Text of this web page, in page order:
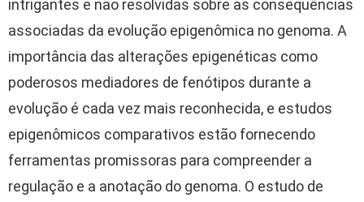
intrigantes e não resolvidas sobre as consequências
associadas da evolução epigenômica no genoma. A
importância das alterações epigenéticas como
poderosos mediadores de fenótipos durante a
evolução é cada vez mais reconhecida, e estudos
epigenômicos comparativos estão fornecendo
ferramentas promissoras para compreender a
regulação e a anotação do genoma. O estudo de